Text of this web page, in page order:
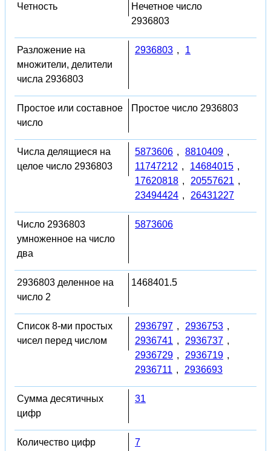
Четность
Нечетное число
2936803
Разложение на
множители, делители
числа 2936803
2936803 , 1
Простое или составное
число
Простое число 2936803
Числа делящиеся на
целое число 2936803
5873606 , 8810409 ,
11747212 , 14684015 ,
17620818 , 20557621 ,
23494424 , 26431227
Число 2936803
умноженное на число
два
5873606
2936803 деленное на
число 2
1468401.5
Список 8-ми простых
чисел перед числом
2936797 , 2936753 ,
2936741 , 2936737 ,
2936729 , 2936719 ,
2936711 , 2936693
Сумма десятичных
цифр
31
Количество цифр 7